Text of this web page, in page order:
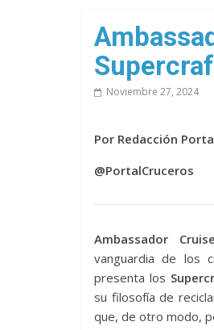
sitio
Noviembre 27, 2024
Por Redacción
@PortalCruceros
Ambassador
vanguardia de los
presenta los
su filosofía de
que, de otro modo,